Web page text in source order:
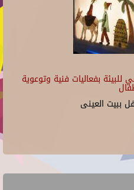
للبيئة بفعاليات فنية وتوعوية
ببيت العينى